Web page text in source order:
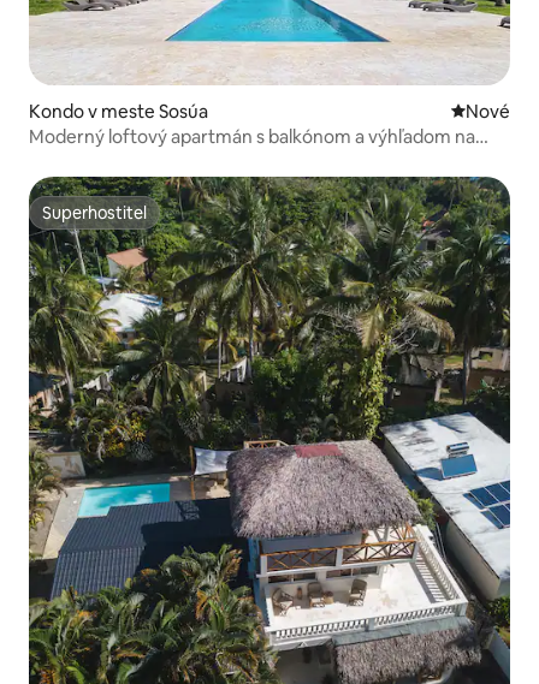
Kondo v meste Sosúa Nové
Nové
Moderný loftový apartmán s balkónom a výhľadom na
Superhostiteľ
Superhostiteľ